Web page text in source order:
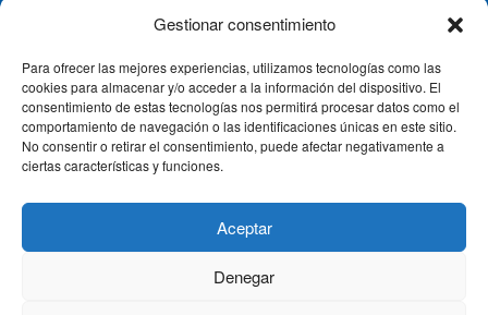
Gestionar consentimiento
Para ofrecer las mejores experiencias, utilizamos tecnologías como las
cookies para almacenar y/o acceder a la información del dispositivo. El
consentimiento de estas tecnologías nos permitirá procesar datos como el
comportamiento de navegación o las identificaciones únicas en este sitio.
No consentir o retirar el consentimiento, puede afectar negativamente a
ciertas características y funciones.
Aceptar
Denegar
CLÍNICA CEMTRO
QUIÉNES SOMOS